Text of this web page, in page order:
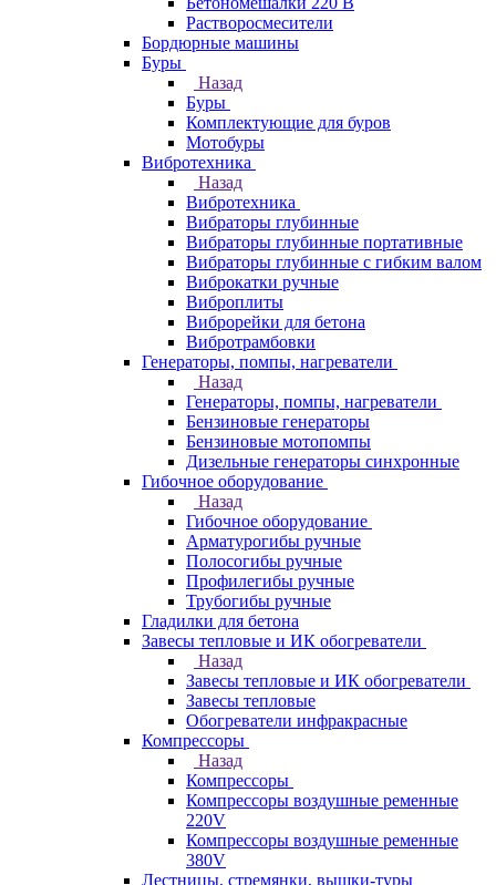
Растворосмесители
Бордюрные машины
Буры
Назад
Буры
Комплектующие для буров
Мотобуры
Вибротехника
Назад
Вибротехника
Вибраторы глубинные
Вибраторы глубинные портативные
Вибраторы глубинные с гибким валом
Виброкатки ручные
Виброплиты
Виброрейки для бетона
Вибротрамбовки
Генераторы, помпы, нагреватели
Назад
Генераторы, помпы, нагреватели
Бензиновые генераторы
Бензиновые мотопомпы
Дизельные генераторы синхронные
Гибочное оборудование
Назад
Гибочное оборудование
Арматурогибы ручные
Полосогибы ручные
Профилегибы ручные
Трубогибы ручные
Гладилки для бетона
Завесы тепловые и ИК обогреватели
Назад
Завесы тепловые и ИК обогреватели
Завесы тепловые
Обогреватели инфракрасные
Компрессоры
Назад
Компрессоры
Компрессоры воздушные ременные
220V
Компрессоры воздушные ременные
380V
Лестницы, стремянки, вышки-туры